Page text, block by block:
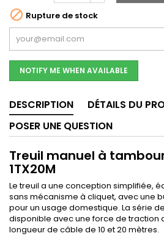
 Rupture de stock
NOTIFY ME WHEN AVAILABLE
DESCRIPTION
DÉTAILS DU
POSER UNE QUESTION
Treuil manuel à tambour
1TX20M
Le treuil a une conception simplifiée,
sans mécanisme à cliquet, avec une
pour un usage domestique. La série
disponible avec une force de traction
longueur de câble de 10 et 20 mètres.